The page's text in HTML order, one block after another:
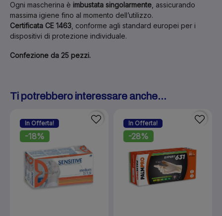
Ogni mascherina è imbustata singolarmente , assicurando
massima igiene fino al momento dell’utilizzo.
Certificata CE 1463 , conforme agli standard europei per i
dispositivi di protezione individuale.
Confezione da 25 pezzi.
Ti potrebbero interessare anche...
In Offerta!
-18%
In Offerta!
-28%